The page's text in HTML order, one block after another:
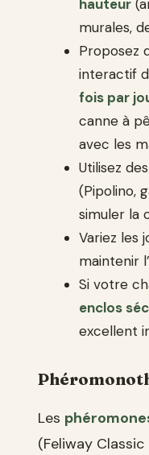
hauteur
murales,
Proposez
interactif
fois par
canne à
avec les
Utilisez des
(Pipolino,
simuler la
Variez les
maintenir
Si votre
enclos
excellent
Les
(Feliway